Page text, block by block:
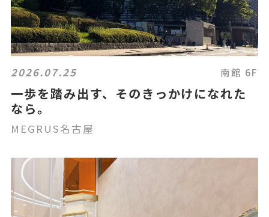
2026.07.25 南館 6F
一歩を踏み出す、そのきっかけになれた
なら。
MEGRUS名古屋